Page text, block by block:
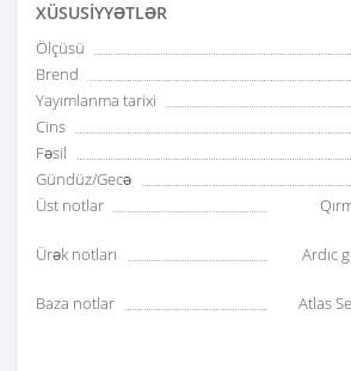
XÜSUSIYYƏTLƏR
Ölçüsü
Brend
Yayımlanma tarixi
Cins
Fəsil
Gündüz/Gecə
Üst notlar
Ürək notları
Ardıc
Baza notlar
Atlas